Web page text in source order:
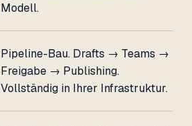
Modell.
Pipeline-Bau. Drafts → Teams →
Freigabe → Publishing.
Vollständig in Ihrer Infrastruktur.